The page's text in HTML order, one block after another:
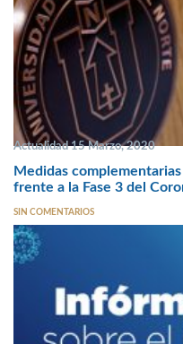
Actualidad 15 Marzo, 2020
Medidas
frente a la Fase 3 del
SIN COMENTARIOS